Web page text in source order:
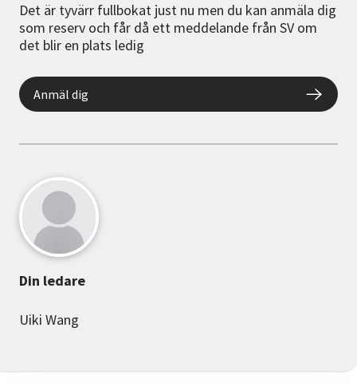
Det är tyvärr fullbokat just nu men du kan anmäla dig
som reserv och får då ett meddelande från SV om
det blir en plats ledig
Anmäl dig
Din ledare
Uiki Wang